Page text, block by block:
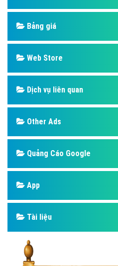
Bảng giá
Web Store
Dịch vụ liên quan
Other Ads
Quảng Cáo Google
App
Tài liệu